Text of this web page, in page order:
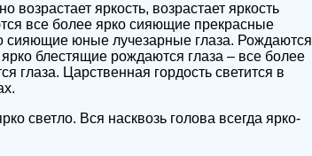
возрастает яркость, возрастает яркость
все более ярко сияющие прекрасные
сияющие юные лучезарные глаза. Рождаются
блестящие рождаются глаза – все более
Царственная гордость светится в
светло. Вся насквозь голова всегда ярко-